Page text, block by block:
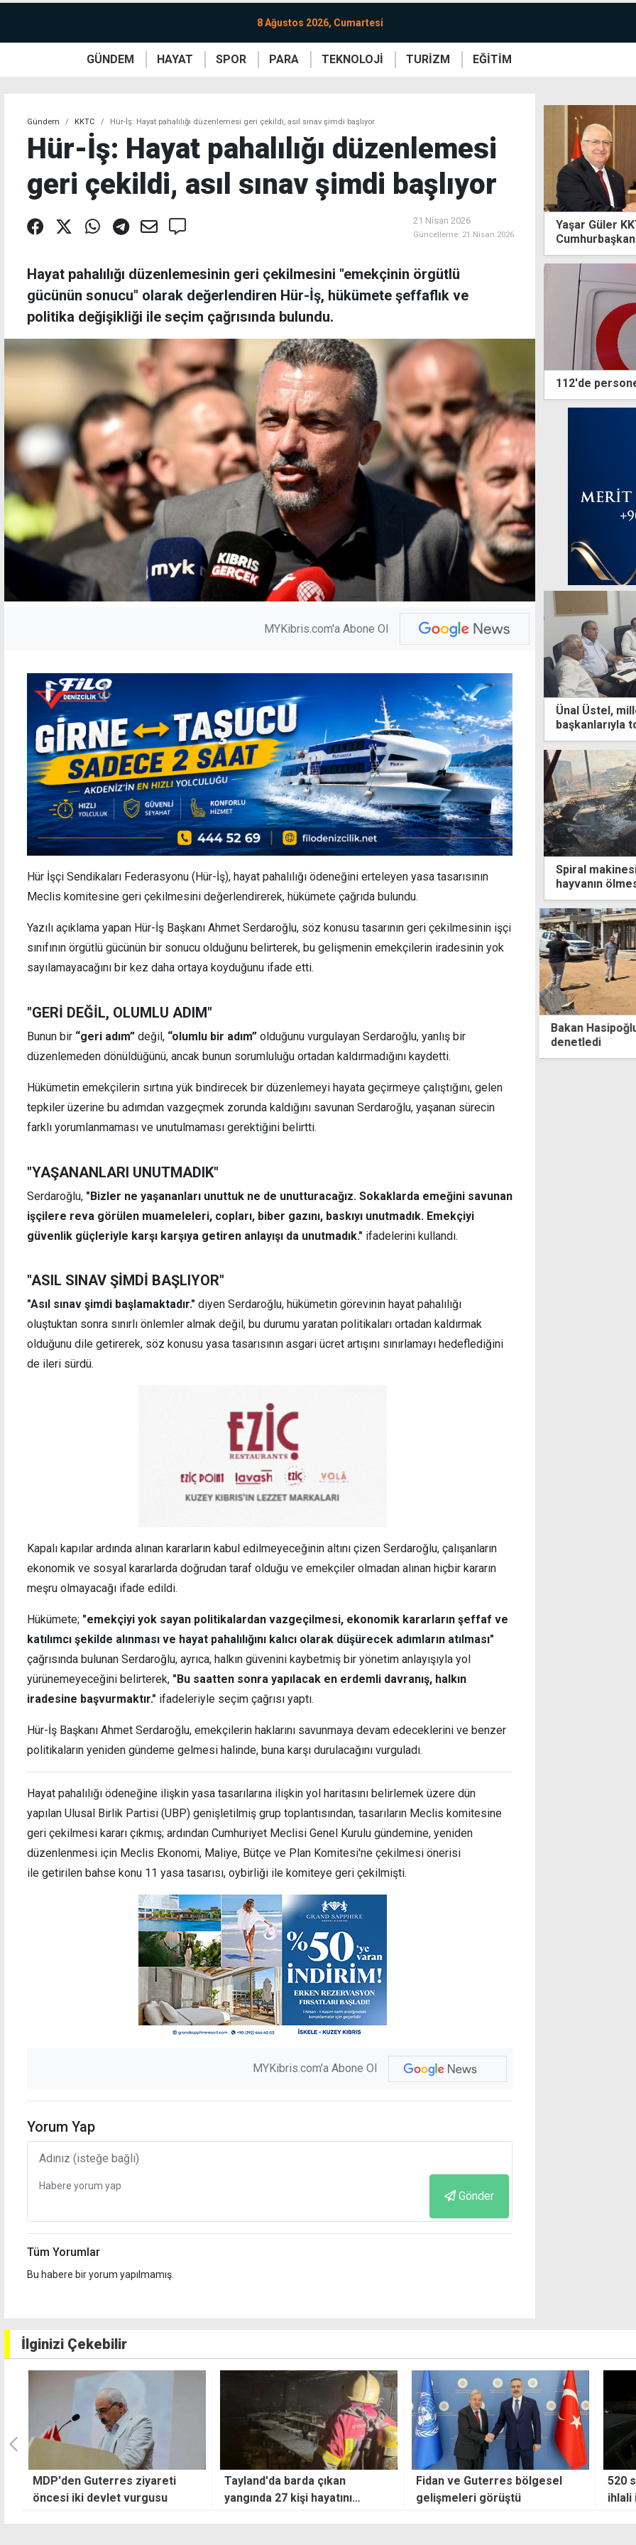
8 Ağustos 2026, Cumartesi
GÜNDEM HAYAT SPOR PARA TEKNOLOJİ TURİZM EĞİTİM
Gündem KKTC Hür-İş: Hayat pahalılığı düzenlemesi geri çekildi, asıl sınav şimdi başlıyor
Hür-İş: Hayat pahalılığı düzenlemesi
geri çekildi, asıl sınav şimdi başlıyor
21 Nisan 2026
Güncelleme: 21 Nisan 2026
Hayat pahalılığı düzenlemesinin geri çekilmesini "emekçinin örgütlü
gücünün sonucu" olarak değerlendiren Hür-İş, hükümete şeffaflık ve
politika değişikliği ile seçim çağrısında bulundu.
MYKibris.com'a Abone Ol
Hür İşçi Sendikaları Federasyonu (Hür-İş), hayat pahalılığı ödeneğini erteleyen yasa tasarısının
Meclis komitesine geri çekilmesini değerlendirerek, hükümete çağrıda bulundu.
Yazılı açıklama yapan Hür-İş Başkanı Ahmet Serdaroğlu, söz konusu tasarının geri çekilmesinin işçi
sınıfının örgütlü gücünün bir sonucu olduğunu belirterek, bu gelişmenin emekçilerin iradesinin yok
sayılamayacağını bir kez daha ortaya koyduğunu ifade etti.
"GERİ DEĞİL, OLUMLU ADIM"
Bunun bir “geri adım” değil, “olumlu bir adım” olduğunu vurgulayan Serdaroğlu, yanlış bir
düzenlemeden dönüldüğünü, ancak bunun sorumluluğu ortadan kaldırmadığını kaydetti.
Hükümetin emekçilerin sırtına yük bindirecek bir düzenlemeyi hayata geçirmeye çalıştığını, gelen
tepkiler üzerine bu adımdan vazgeçmek zorunda kaldığını savunan Serdaroğlu, yaşanan sürecin
farklı yorumlanmaması ve unutulmaması gerektiğini belirtti.
"YAŞANANLARI UNUTMADIK"
Serdaroğlu, "Bizler ne yaşananları unuttuk ne de unutturacağız. Sokaklarda emeğini savunan
işçilere reva görülen muameleleri, copları, biber gazını, baskıyı unutmadık. Emekçiyi
güvenlik güçleriyle karşı karşıya getiren anlayışı da unutmadık." ifadelerini kullandı.
"ASIL SINAV ŞİMDİ BAŞLIYOR"
"Asıl sınav şimdi başlamaktadır." diyen Serdaroğlu, hükümetin görevinin hayat pahalılığı
oluştuktan sonra sınırlı önlemler almak değil, bu durumu yaratan politikaları ortadan kaldırmak
olduğunu dile getirerek, söz konusu yasa tasarısının asgari ücret artışını sınırlamayı hedeflediğini
de ileri sürdü.
Kapalı kapılar ardında alınan kararların kabul edilmeyeceğinin altını çizen Serdaroğlu, çalışanların
ekonomik ve sosyal kararlarda doğrudan taraf olduğu ve emekçiler olmadan alınan hiçbir kararın
meşru olmayacağı ifade edildi.
Hükümete; "emekçiyi yok sayan politikalardan vazgeçilmesi, ekonomik kararların şeffaf ve
katılımcı şekilde alınması ve hayat pahalılığını kalıcı olarak düşürecek adımların atılması"
çağrısında bulunan Serdaroğlu, ayrıca, halkın güvenini kaybetmiş bir yönetim anlayışıyla yol
yürünemeyeceğini belirterek, "Bu saatten sonra yapılacak en erdemli davranış, halkın
iradesine başvurmaktır." ifadeleriyle seçim çağrısı yaptı.
Hür-İş Başkanı Ahmet Serdaroğlu, emekçilerin haklarını savunmaya devam edeceklerini ve benzer
politikaların yeniden gündeme gelmesi halinde, buna karşı durulacağını vurguladı.
Hayat pahalılığı ödeneğine ilişkin yasa tasarılarına ilişkin yol haritasını belirlemek üzere dün
yapılan Ulusal Birlik Partisi (UBP) genişletilmiş grup toplantısından, tasarıların Meclis komitesine
geri çekilmesi kararı çıkmış; ardından Cumhuriyet Meclisi Genel Kurulu gündemine, yeniden
düzenlenmesi için Meclis Ekonomi, Maliye, Bütçe ve Plan Komitesi'ne çekilmesi önerisi
ile getirilen bahse konu 11 yasa tasarısı, oybirliği ile komiteye geri çekilmişti.
MYKibris.com'a Abone Ol
Yorum Yap
Gönder
Tüm Yorumlar
Bu habere bir yorum yapılmamış.
Yaşar Güler
112'de
Ünal Üstel,
başkanlarıyla
Spiral
hayvanın
denetledi
Azerbaycan
20 Temmuz
İlginizi Çekebilir
Tayland'da barda çıkan
yangında 27 kişi hayatını
Fidan ve Guterres bölgesel
gelişmeleri görüştü
520 sürücü rapor edildi: Hız
ihlali ilk sırada, alkollü